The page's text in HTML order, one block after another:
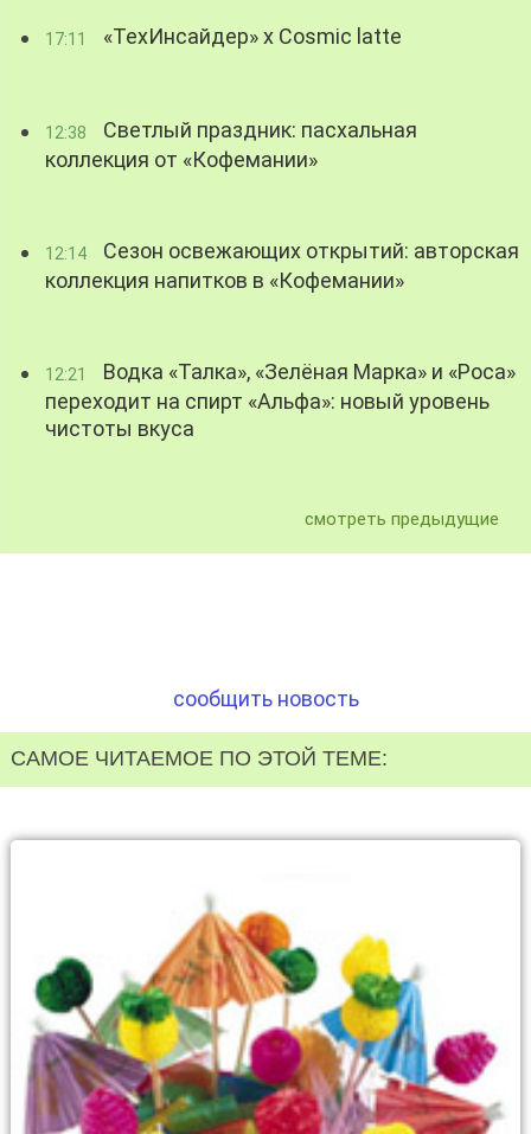
17:11 «ТехИнсайдер» х Cosmic latte
12:38
Светлый праздник: пасхальная
коллекция от «Кофемании»
12:14
Сезон освежающих открытий: авторская
коллекция напитков в «Кофемании»
12:21
Водка «Талка», «Зелёная Марка» и «Роса»
переходит на спирт «Альфа»: новый уровень
чистоты вкуса
смотреть предыдущие
сообщить новость
САМОЕ ЧИТАЕМОЕ ПО ЭТОЙ ТЕМЕ: